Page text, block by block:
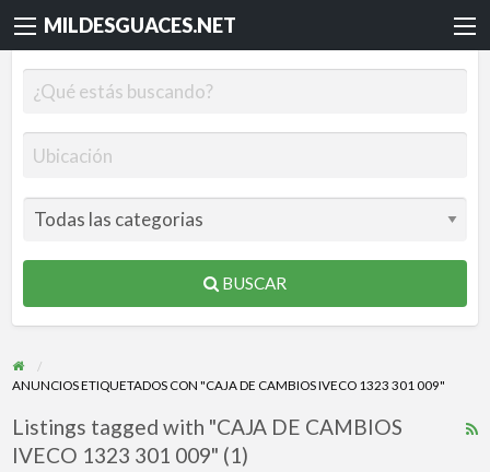
MILDESGUACES.NET
BUSCAR
ANUNCIOS ETIQUETADOS CON "CAJA DE CAMBIOS IVECO 1323 301 009"
Listings tagged with "CAJA DE CAMBIOS
IVECO 1323 301 009" (1)